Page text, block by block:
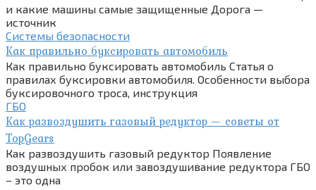
и какие машины самые защищенные Дорога —
источник
Системы безопасности
Как правильно буксировать автомобиль
Как правильно буксировать автомобиль Статья о
правилах буксировки автомобиля. Особенности выбора
буксировочного троса, инструкция
ГБО
Как развоздушить газовый редуктор — советы от
TopGears
Как развоздушить газовый редуктор Появление
воздушных пробок или завоздушивание редуктора ГБО
– это одна